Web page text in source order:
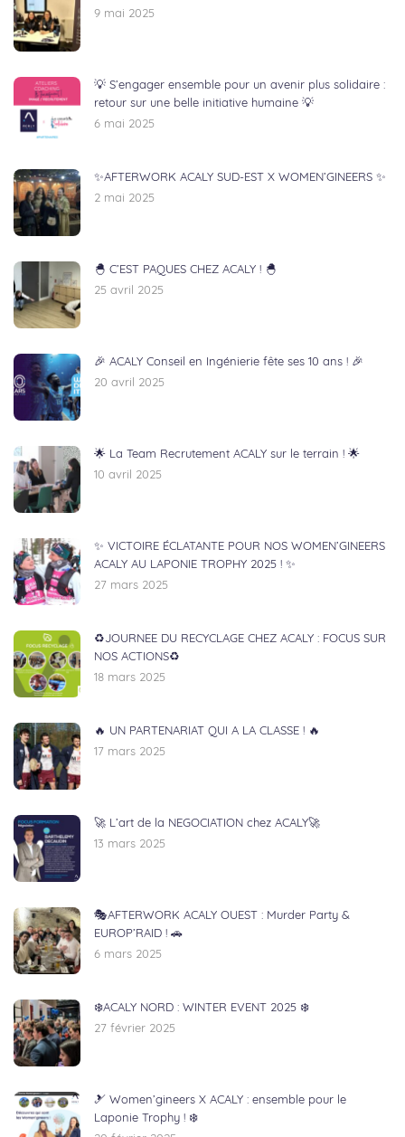
9 mai 2025
💡 S’engager ensemble pour un avenir plus solidaire :
retour sur une belle initiative humaine 💡
6 mai 2025
✨AFTERWORK ACALY SUD-EST X WOMEN’GINEERS ✨
2 mai 2025
🐣 C’EST PAQUES CHEZ ACALY ! 🐣
25 avril 2025
🎉 ACALY Conseil en Ingénierie fête ses 10 ans ! 🎉
20 avril 2025
🌟 La Team Recrutement ACALY sur le terrain ! 🌟
10 avril 2025
✨ VICTOIRE ÉCLATANTE POUR NOS WOMEN’GINEERS
ACALY AU LAPONIE TROPHY 2025 ! ✨
27 mars 2025
♻️JOURNEE DU RECYCLAGE CHEZ ACALY : FOCUS SUR
NOS ACTIONS♻️
18 mars 2025
🔥 UN PARTENARIAT QUI A LA CLASSE ! 🔥
17 mars 2025
🚀 L’art de la NEGOCIATION chez ACALY🚀
13 mars 2025
🎭AFTERWORK ACALY OUEST : Murder Party &
EUROP’RAID ! 🚗
6 mars 2025
❄️ACALY NORD : WINTER EVENT 2025 ❄️
27 février 2025
🎿 Women’gineers X ACALY : ensemble pour le
Laponie Trophy ! ❄️